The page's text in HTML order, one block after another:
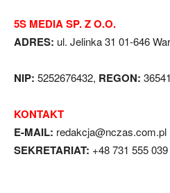
5S MEDIA SP. Z O.O.
ADRES: ul. Jelinka 31 01-646
NIP: 5252676432, REGON:
KONTAKT
E-MAIL: redakcja@nczas.com.pl
SEKRETARIAT: +48 731 555 039